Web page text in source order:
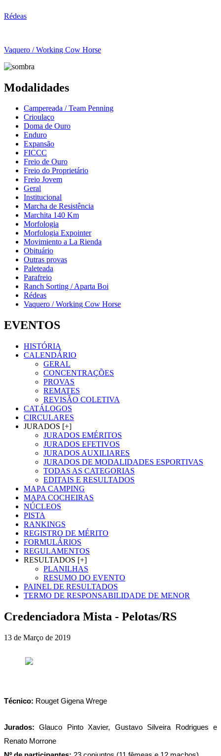
Rédeas
Vaquero / Working Cow Horse
Modalidades
Campereada / Team Penning
Crioulaço
Doma de Ouro
Enduro
Expansão
FICCC
Freio de Ouro
Freio do Proprietário
Freio Jovem
Geral
Institucional
Marcha de Resistência
Marchita 140 Km
Morfologia
Morfologia Expointer
Movimiento a La Rienda
Obituário
Outras provas
Paleteada
Parafreio
Ranch Sorting / Aparta Boi
Rédeas
Vaquero / Working Cow Horse
EVENTOS
HISTÓRIA
CALENDÁRIO
GERAL
CONCENTRAÇÕES
PROVAS
REMATES
REVISÃO COLETIVA
CATÁLOGOS
CIRCULARES
JURADOS [+]
JURADOS EMÉRITOS
JURADOS EFETIVOS
JURADOS AUXILIARES
JURADOS DE MODALIDADES ESPORTIVAS
TODAS AS CATEGORIAS
EDITAIS E RESULTADOS
MAPA CAMPING
MAPA COCHEIRAS
NÚCLEOS
PISTA
RANKINGS
REGISTRO DE MÉRITO
FORMULÁRIOS
REGULAMENTOS
RESULTADOS [+]
PLANILHAS
RESUMO DO EVENTO
PAINEL DE RESULTADOS
TERMO DE RESPONSABILIDADE DE MENOR
Credenciadora Mista - Pelotas/RS
13 de Março de 2019
Técnico: Rouget Gigena Wrege
Jurados: Glauco Pinto Xavier, Gustavo Silveira Rodrigues e
Renato Morrone